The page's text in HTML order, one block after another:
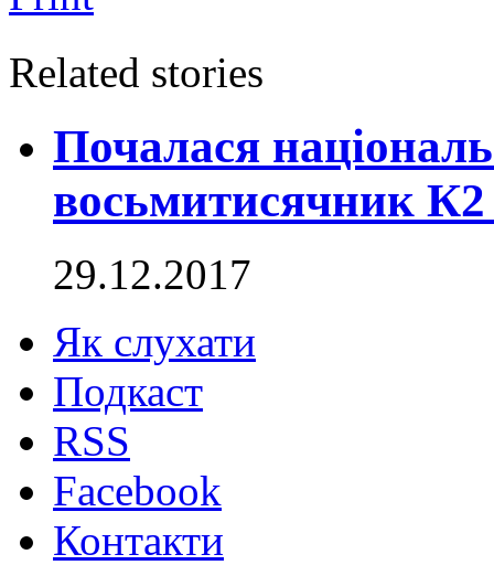
Related stories
Почалася
восьмитисячник К2
29.12.2017
Як слухати
Подкаст
RSS
Facebook
Контакти